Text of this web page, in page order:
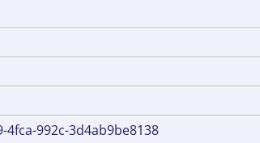
992c-3d4ab9be8138